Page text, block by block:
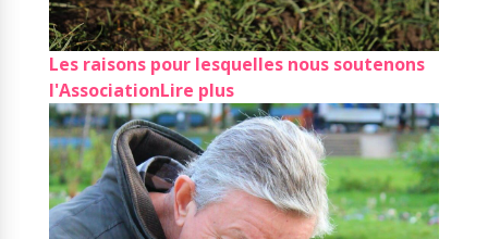
Les raisons pour lesquelles nous soutenons
l'AssociationLire plus